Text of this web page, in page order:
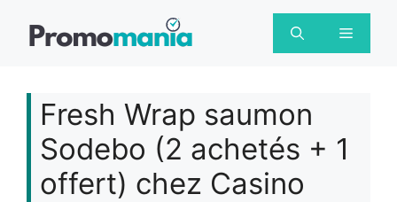
Menu
Fresh Wrap saumon
Sodebo (2 achetés + 1
offert) chez Casino